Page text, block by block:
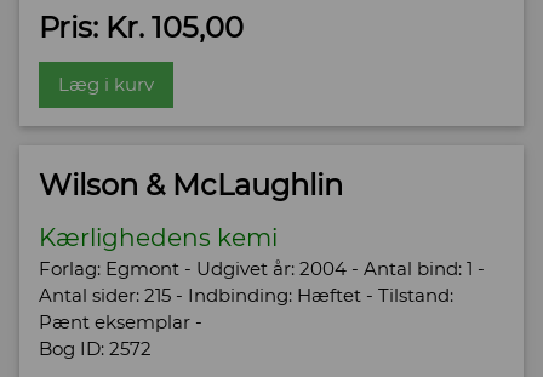
Pris: Kr. 105,00
Læg i kurv
Wilson & McLaughlin
Kærlighedens kemi
Forlag: Egmont - Udgivet år: 2004 - Antal bind: 1 -
Antal sider: 215 - Indbinding: Hæftet - Tilstand:
Pænt eksemplar -
Bog ID: 2572